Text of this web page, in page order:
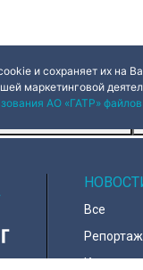
и сохраняет их на
маркетинговой
АО «ГАТР»
Все
Репортаж